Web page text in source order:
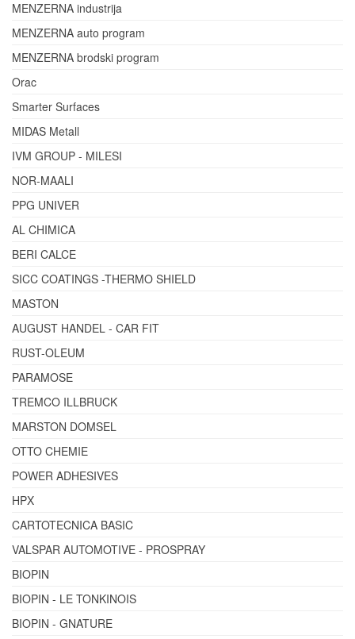
MENZERNA industrija
MENZERNA auto program
MENZERNA brodski program
Orac
Smarter Surfaces
MIDAS Metall
IVM GROUP - MILESI
NOR-MAALI
PPG UNIVER
AL CHIMICA
BERI CALCE
SICC COATINGS -THERMO SHIELD
MASTON
AUGUST HANDEL - CAR FIT
RUST-OLEUM
PARAMOSE
TREMCO ILLBRUCK
MARSTON DOMSEL
OTTO CHEMIE
POWER ADHESIVES
HPX
CARTOTECNICA BASIC
VALSPAR AUTOMOTIVE - PROSPRAY
BIOPIN
BIOPIN - LE TONKINOIS
BIOPIN - GNATURE